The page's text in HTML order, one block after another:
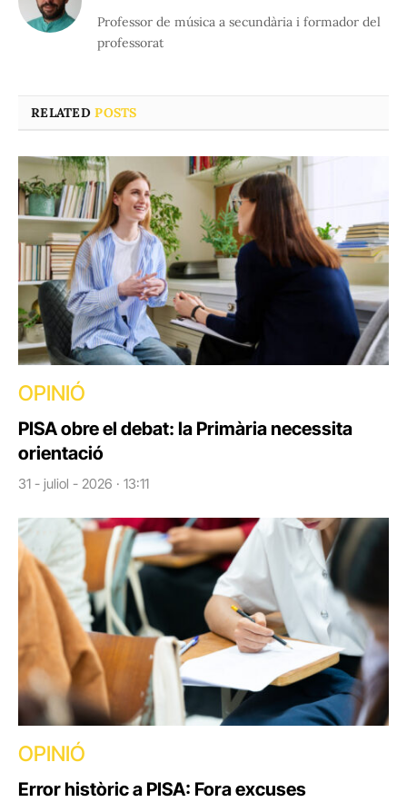
Professor de música a secundària i formador del
professorat
RELATEDPOSTS
OPINIÓ
PISA obre el debat: la Primària necessita
orientació
31 - juliol - 2026 · 13:11
OPINIÓ
Error històric a PISA: Fora excuses